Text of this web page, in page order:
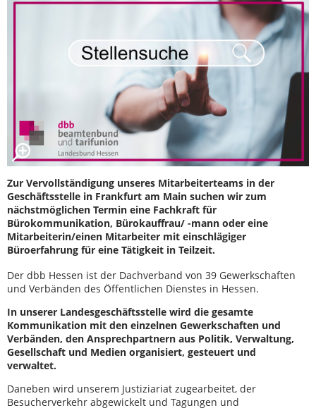
Zur Vervollständigung unseres Mitarbeiterteams in der
Geschäftsstelle in Frankfurt am Main suchen wir zum
nächstmöglichen Termin eine Fachkraft für
Bürokommunikation, Bürokauffrau/ -mann oder eine
Mitarbeiterin/einen Mitarbeiter mit einschlägiger
Büroerfahrung für eine Tätigkeit in Teilzeit.
Der dbb Hessen ist der Dachverband von 39 Gewerkschaften
und Verbänden des Öffentlichen Dienstes in Hessen.
In unserer Landesgeschäftsstelle wird die gesamte
Kommunikation mit den einzelnen Gewerkschaften und
Verbänden, den Ansprechpartnern aus Politik, Verwaltung,
Gesellschaft und Medien organisiert, gesteuert und
verwaltet.
Daneben wird unserem Justiziariat zugearbeitet, der
Besucherverkehr abgewickelt und Tagungen und